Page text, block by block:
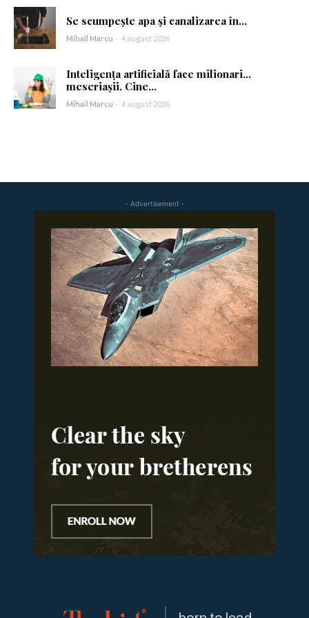
Se scumpește apa și canalizarea în...
Mihail Marcu - 4 august 2026
Inteligența artificială face milionari…
meseriașii. Cine...
Mihail Marcu - 4 august 2026
- Advertisement -